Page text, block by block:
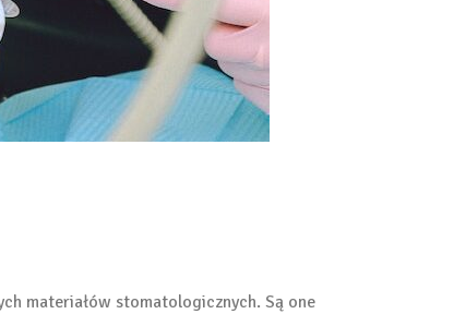
materiałów stomatologicznych. Są one